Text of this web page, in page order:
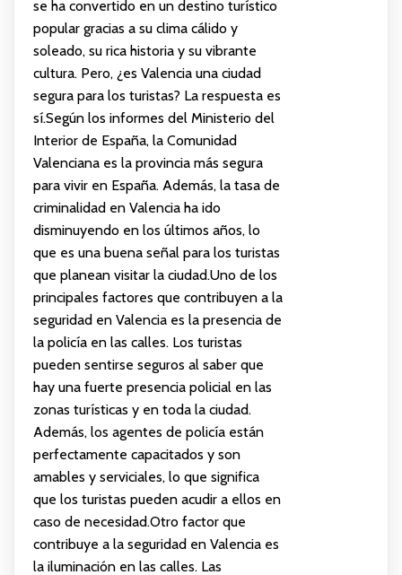
se ha convertido en un destino turístico
popular gracias a su clima cálido y
soleado, su rica historia y su vibrante
cultura. Pero, ¿es Valencia una ciudad
segura para los turistas? La respuesta es
sí.Según los informes del Ministerio del
Interior de España, la Comunidad
Valenciana es la provincia más segura
para vivir en España. Además, la tasa de
criminalidad en Valencia ha ido
disminuyendo en los últimos años, lo
que es una buena señal para los turistas
que planean visitar la ciudad.Uno de los
principales factores que contribuyen a la
seguridad en Valencia es la presencia de
la policía en las calles. Los turistas
pueden sentirse seguros al saber que
hay una fuerte presencia policial en las
zonas turísticas y en toda la ciudad.
Además, los agentes de policía están
perfectamente capacitados y son
amables y serviciales, lo que significa
que los turistas pueden acudir a ellos en
caso de necesidad.Otro factor que
contribuye a la seguridad en Valencia es
la iluminación en las calles. Las